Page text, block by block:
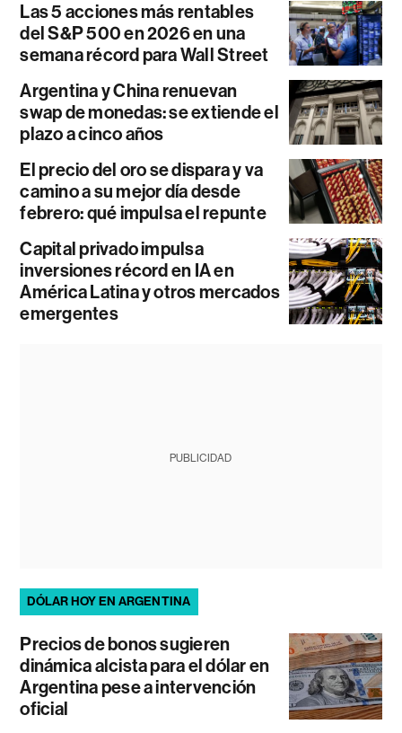
Las 5 acciones más rentables
del S&P 500 en 2026 en una
semana récord para Wall Street
Argentina y China renuevan
swap de monedas: se extiende el
plazo a cinco años
El precio del oro se dispara y va
camino a su mejor día desde
febrero: qué impulsa el repunte
Capital privado impulsa
inversiones récord en IA en
América Latina y otros mercados
emergentes
PUBLICIDAD
DÓLAR HOY EN ARGENTINA
Precios de bonos sugieren
dinámica alcista para el dólar en
Argentina pese a intervención
oficial